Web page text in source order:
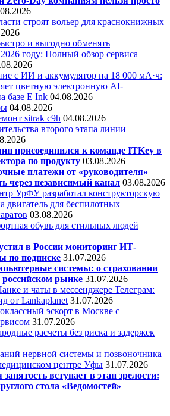
строят вольер для краснокнижных
и выгодно обменять
году: Полный обзор сервиса
с ИИ и аккумулятор на 18 000 мА·ч:
цветную электронную AI-
базе E Ink 04.08.2026
04.08.2026
sitrak c9h 04.08.2026
второго этапа линии
присоединился к команде ITKey в
по продукту 03.08.2026
платежи от «руководителя»
через независимый канал 03.08.2026
УрФУ разработал конструкторскую
двигатель для беспилотных
03.08.2026
обувь для стильных людей
в России мониторинг ИТ-
по подписке 31.07.2026
системы: о страховании
российском рынке 31.07.2026
и чаты в мессенджере Телеграм:
от Lankaplanet 31.07.2026
эскорт в Москве с
31.07.2026
расчеты без риска и задержек
нервной системы и позвоночника
центре Уфы 31.07.2026
вступает в этап зрелости:
стола «Ведомостей»